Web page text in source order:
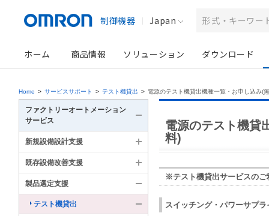
制御機器 Japan
ホーム 商品情報 ソリューション ダウンロード
Home > サービスサポート > テスト機貸出 > 電源のテスト機貸出機種一覧・お申し込み(
ファクトリーオートメーション
サービス
新規設備設計支援
既存設備改善支援
製品選定支援
テスト機貸出
電源のテスト機貸
料)
※テスト機貸出サービスのご
スイッチング・パワーサプ